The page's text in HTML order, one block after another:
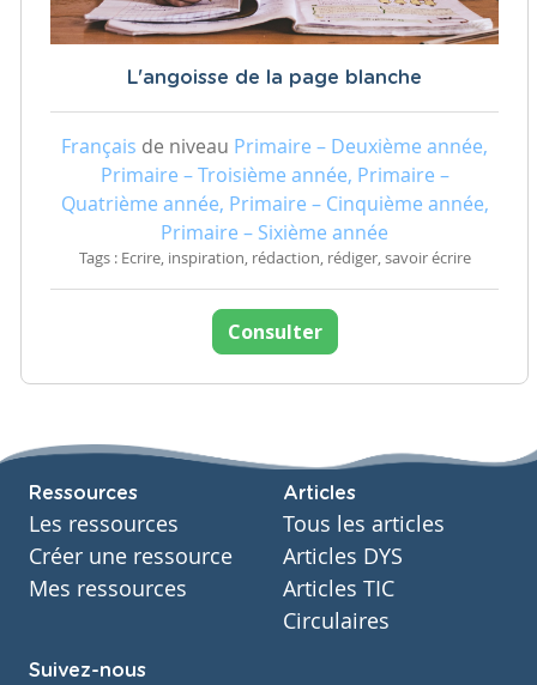
L'angoisse de la page blanche
Français de niveau Primaire – Deuxième année,
Primaire – Troisième année, Primaire –
Quatrième année, Primaire – Cinquième année,
Primaire – Sixième année
Tags : Ecrire, inspiration, rédaction, rédiger, savoir écrire
Consulter
Ressources
Les ressources
Créer une ressource
Mes ressources
Articles
Tous les articles
Articles DYS
Articles TIC
Circulaires
Suivez-nous